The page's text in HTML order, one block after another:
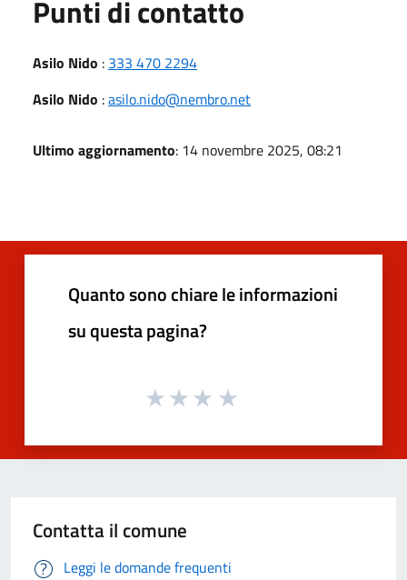
Punti di contatto
Asilo Nido : 333 470 2294
Asilo Nido :asilo.nido@nembro.net
Ultimo aggiornamento: 14 novembre 2025, 08:21
Quanto sono chiare le informazioni
su questa pagina?
Contatta il comune
Leggi le domande frequenti